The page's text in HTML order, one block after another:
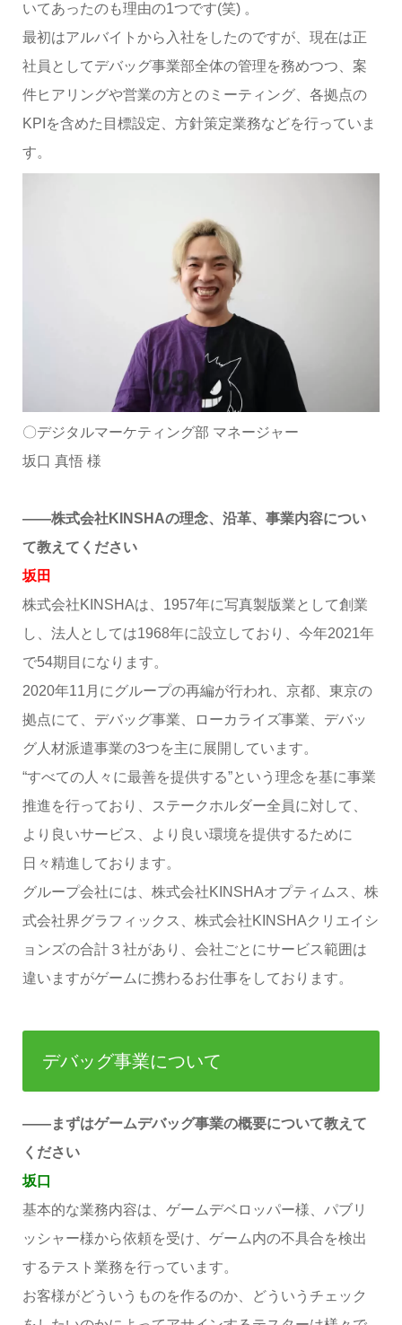
いてあったのも理由の1つです(笑) 。
最初はアルバイトから入社をしたのですが、現在は正
社員としてデバッグ事業部全体の管理を務めつつ、案
件ヒアリングや営業の方とのミーティング、各拠点の
KPIを含めた目標設定、方針策定業務などを行っていま
す。
〇デジタルマーケティング部 マネージャー
坂口 真悟 様
――株式会社KINSHAの理念、沿革、事業内容につい
て教えてください
坂田
株式会社KINSHAは、1957年に写真製版業として創業
し、法人としては1968年に設立しており、今年2021年
で54期目になります。
2020年11月にグループの再編が行われ、京都、東京の
拠点にて、デバッグ事業、ローカライズ事業、デバッ
グ人材派遣事業の3つを主に展開しています。
“すべての人々に最善を提供する”という理念を基に事業
推進を行っており、ステークホルダー全員に対して、
より良いサービス、より良い環境を提供するために
日々精進しております。
グループ会社には、株式会社KINSHAオプティムス、株
式会社界グラフィックス、株式会社KINSHAクリエイシ
ョンズの合計３社があり、会社ごとにサービス範囲は
違いますがゲームに携わるお仕事をしております。
デバッグ事業について
――まずはゲームデバッグ事業の概要について教えて
ください
坂口
基本的な業務内容は、ゲームデベロッパー様、パブリ
ッシャー様から依頼を受け、ゲーム内の不具合を検出
するテスト業務を行っています。
お客様がどういうものを作るのか、どういうチェック